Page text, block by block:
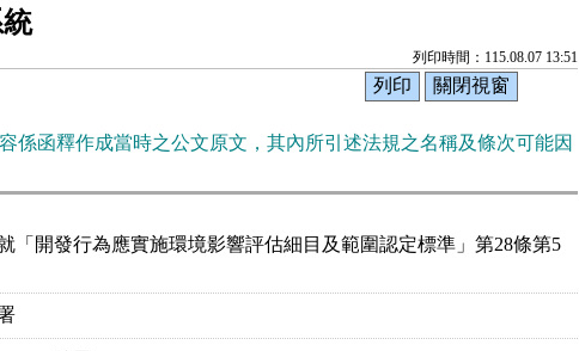
列印時間：115.08.07 13:51
係函釋作成當時之公文原文，其內所引述法規之名稱及條次可能因
「開發行為應實施環境影響評估細目及範圍認定標準」第28條第5